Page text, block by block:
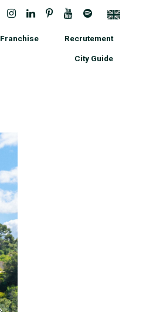
Franchise Recrutement
City Guide